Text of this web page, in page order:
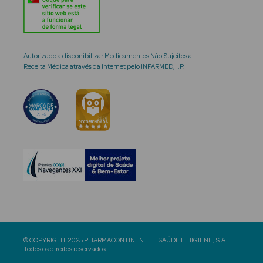
Autorizado a disponibilizar Medicamentos Não Sujeitos a
Receita Médica através da Internet pelo INFARMED, I.P.
© COPYRIGHT 2025 PHARMACONTINENTE – SAÚDE E HIGIENE, S.A.
Todos os direitos reservados